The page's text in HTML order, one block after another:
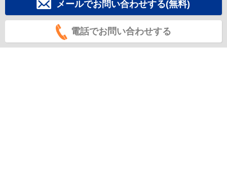
メールでお問い合わせする(無料)
電話でお問い合わせする